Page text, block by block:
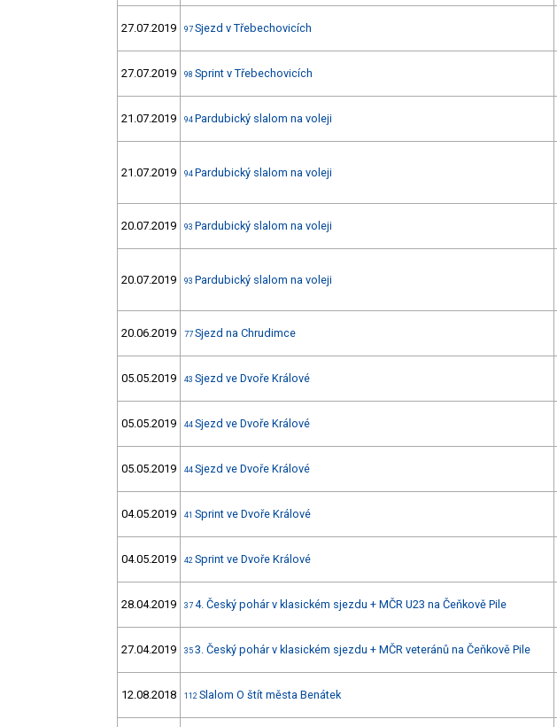
27.07.2019 97 Sjezd v Třebechovicích
27.07.2019 98 Sprint v Třebechovicích
21.07.2019 94 Pardubický slalom na voleji
21.07.2019 94 Pardubický slalom na voleji
20.07.2019 93 Pardubický slalom na voleji
20.07.2019 93 Pardubický slalom na voleji
20.06.2019 77 Sjezd na Chrudimce
05.05.2019 43 Sjezd ve Dvoře Králové
05.05.2019 44 Sjezd ve Dvoře Králové
05.05.2019 44 Sjezd ve Dvoře Králové
04.05.2019 41 Sprint ve Dvoře Králové
04.05.2019 42 Sprint ve Dvoře Králové
28.04.2019 37 4. Český pohár v klasickém sjezdu + MČR U23 na Čeňkově Pile
27.04.2019 35 3. Český pohár v klasickém sjezdu + MČR veteránů na Čeňkově Pile
12.08.2018 112 Slalom O štít města Benátek